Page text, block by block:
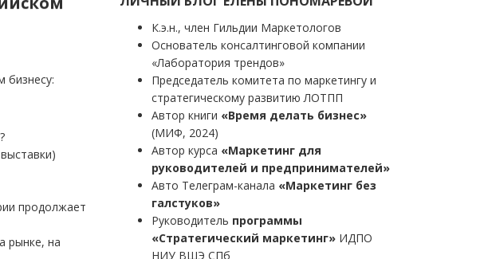
бизнесу:
продолжает
рынке, на
К.э.н., член Гильдии Маркетологов
Основатель консалтинговой компании
«Лаборатория трендов»
Председатель комитета по маркетингу и
стратегическому развитию ЛОТПП
Автор книги «Время делать бизнес»
(МИФ, 2024)
Автор курса «Маркетинг для
руководителей и предпринимателей»
Авто Телеграм-канала «Маркетинг без
галстуков»
Руководитель программы
«Стратегический маркетинг» ИДПО
НИУ ВШЭ СПб